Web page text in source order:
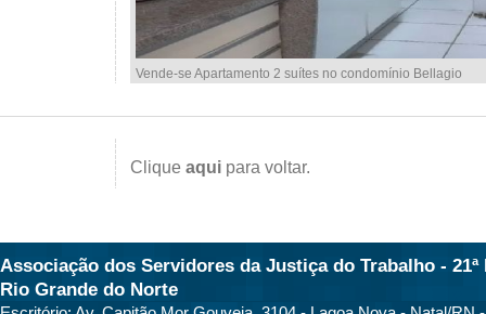
Vende-se Apartamento 2 suítes no condomínio Bellagio
Clique aqui para voltar.
Associação dos Servidores da Justiça do Trabalho - 21ª
Rio Grande do Norte